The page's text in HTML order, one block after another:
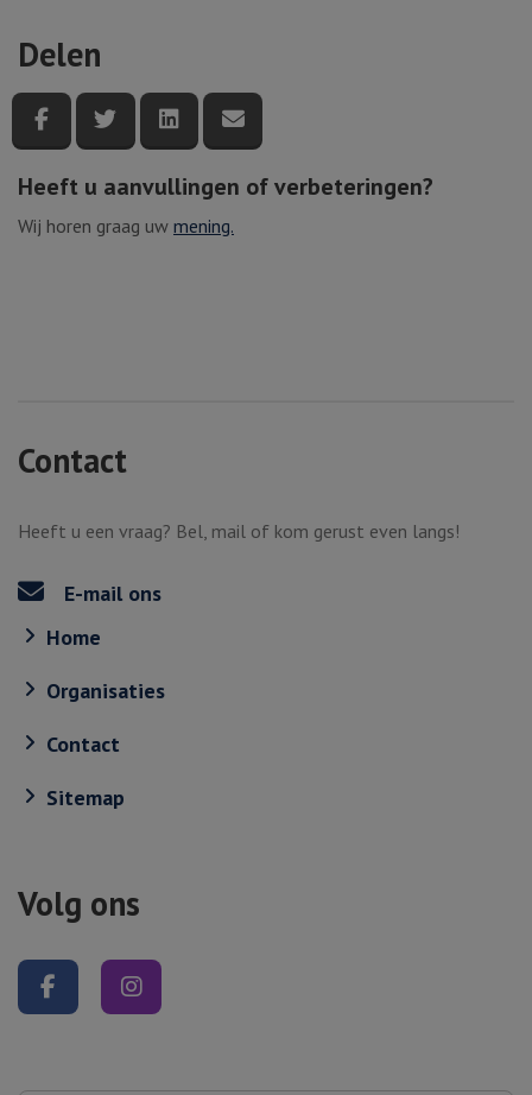
Delen
Deel deze pagina via Facebook
Deel deze pagina via Twitter
Deel deze pagina via LinkedIn
Heeft u aanvullingen of verbeteringen?
Wij horen graag uw mening.
Contact
Heeft u een vraag? Bel, mail of kom gerust even langs!
E-mail ons
Home
Organisaties
Contact
Sitemap
Volg ons
Volg ons op Facebook